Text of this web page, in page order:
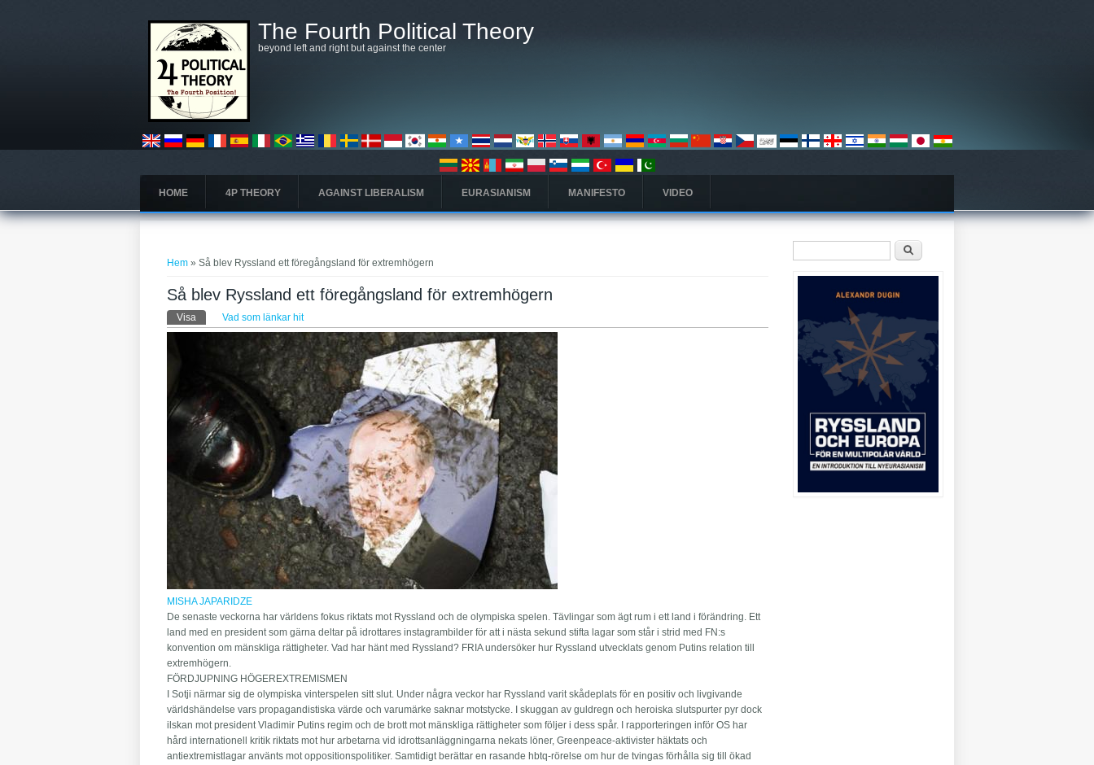
The Fourth Political Theory
beyond left and right but against the center
HOME 4P THEORY AGAINST LIBERALISM EURASIANISM MANIFESTO VIDEO
Du är här
Hem » Så blev Ryssland ett föregångsland för extremhögern
Så blev Ryssland ett föregångsland för extremhögern
Primära flikar
Visa (aktiv flik)Vad som länkar hit
MISHA JAPARIDZE
De senaste veckorna har världens fokus riktats mot Ryssland och de olympiska spelen. Tävlingar som ägt rum i ett land i förändring. Ett
land med en president som gärna deltar på idrottares instagrambilder för att i nästa sekund stifta lagar som står i strid med FN:s
konvention om mänskliga rättigheter. Vad har hänt med Ryssland? FRIA undersöker hur Ryssland utvecklats genom Putins relation till
extremhögern.
FÖRDJUPNING HÖGEREXTREMISMEN
I Sotji närmar sig de olympiska vinterspelen sitt slut. Under några veckor har Ryssland varit skådeplats för en positiv och livgivande
världshändelse vars propagandistiska värde och varumärke saknar motstycke. I skuggan av guldregn och heroiska slutspurter pyr dock
ilskan mot president Vladimir Putins regim och de brott mot mänskliga rättigheter som följer i dess spår. I rapporteringen inför OS har
hård internationell kritik riktats mot hur arbetarna vid idrottsanläggningarna nekats löner, Greenpeace-aktivister häktats och
antiextremistlagar använts mot oppositionspolitiker. Samtidigt berättar en rasande hbtq-rörelse om hur de tvingas förhålla sig till ökad
Sökformulär